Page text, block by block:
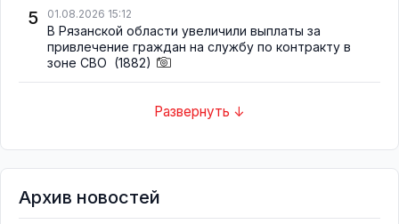
5 01.08.2026 15:12
В Рязанской области увеличили выплаты за
привлечение граждан на службу по контракту в
зоне СВО (1882)
Развернуть ↓
Архив новостей